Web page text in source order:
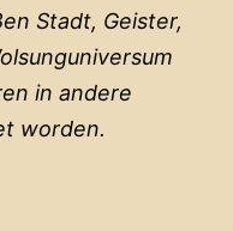
Stadt, Geister,
in andere
worden.